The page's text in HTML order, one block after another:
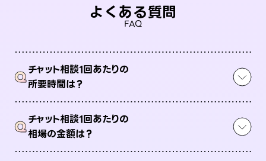
よくある質問
FAQ
Qチャット相談1回あたりの
所要時間は？
Qチャット相談1回あたりの
相場の金額は？